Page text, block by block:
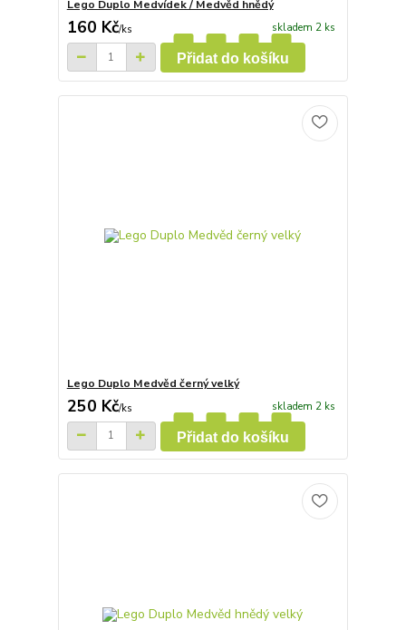
Lego Duplo Medvídek / Medvěd hnědý
160 Kč/ks skladem 2 ks
Přidat do košíku
Lego Duplo Medvěd černý velký
250 Kč/ks skladem 2 ks
Přidat do košíku